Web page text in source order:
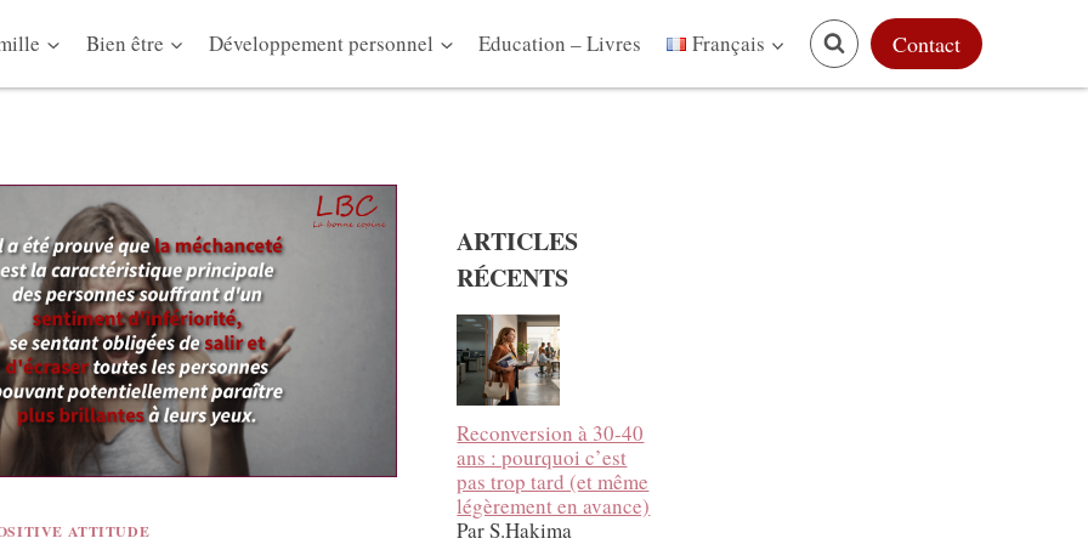
Bien être Développement personnel Education – Livres Français Contact
ATTITUDE
ARTICLES
RÉCENTS
Reconversion à 30-40
ans : pourquoi c’est
pas trop tard (et même
légèrement en avance)
Par S.Hakima